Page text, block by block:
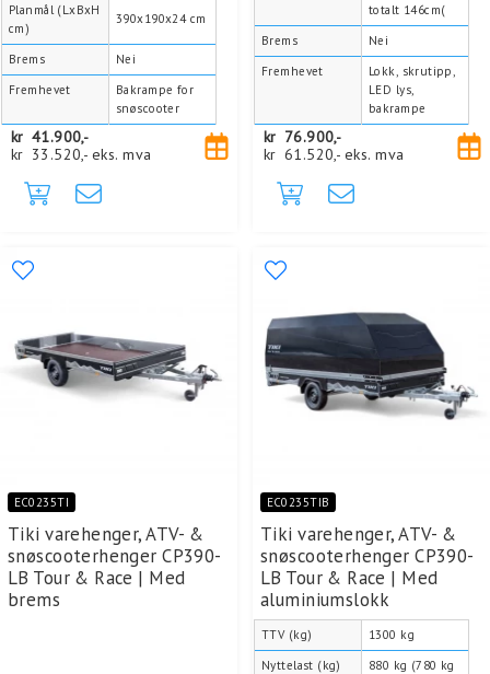
Planmål (LxBxH
cm)
390x190x24 cm
Brems
Nei
Fremhevet
Bakrampe for
snøscooter
kr 41.900,-
kr 33.520,- eks. mva
totalt 146cm(
Brems
Nei
Fremhevet
Lokk, skrutipp,
LED lys,
bakrampe
kr 76.900,-
kr 61.520,- eks. mva
EC0235TI
Tiki varehenger, ATV- &
snøscooterhenger CP390-
LB Tour & Race | Med
brems
EC0235TIB
Tiki varehenger, ATV- &
snøscooterhenger CP390-
LB Tour & Race | Med
aluminiumslokk
TTV (kg)
1300 kg
Nyttelast (kg)
880 kg (780 kg